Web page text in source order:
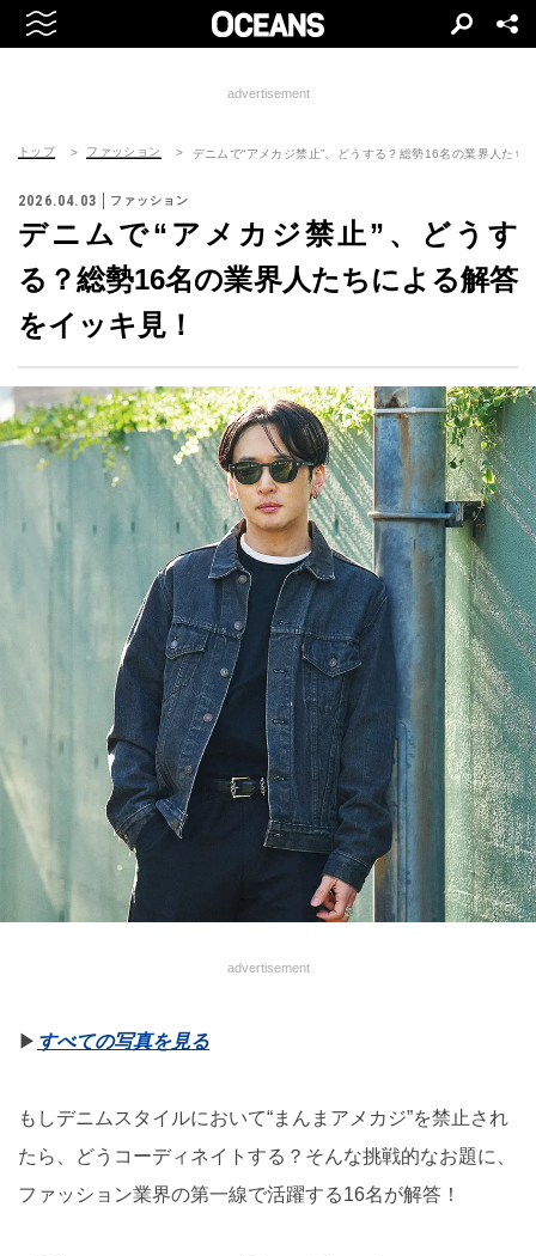
advertisement
トップ ファッション デニムで“アメカジ禁止”、どうする？総勢16名の業界人たち
2026.04.03 ファッション
デニムで“アメカジ禁止”、どうす
る？総勢16名の業界人たちによる解答
をイッキ見！
advertisement
▶︎ すべての写真を見る
もしデニムスタイルにおいて“まんまアメカジ”を禁止され
たら、どうコーディネイトする？そんな挑戦的なお題に、
ファッション業界の第一線で活躍する16名が解答！